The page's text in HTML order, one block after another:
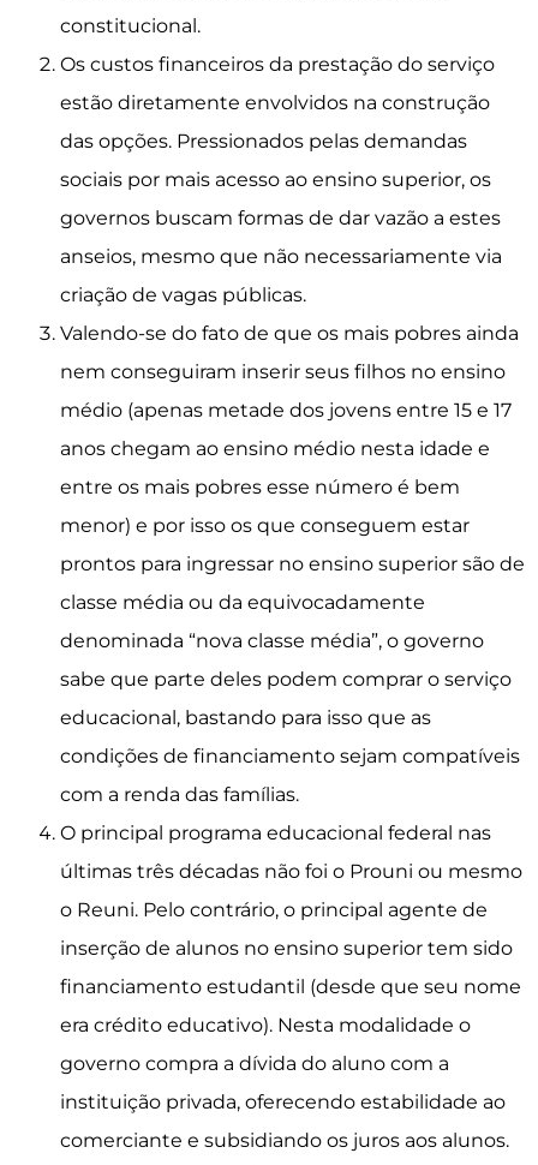
constitucional.
Os custos financeiros da prestação do serviço
estão diretamente envolvidos na construção
das opções. Pressionados pelas demandas
sociais por mais acesso ao ensino superior, os
governos buscam formas de dar vazão a estes
anseios, mesmo que não necessariamente via
criação de vagas públicas.
Valendo-se do fato de que os mais pobres ainda
nem conseguiram inserir seus filhos no ensino
médio (apenas metade dos jovens entre 15 e 17
anos chegam ao ensino médio nesta idade e
entre os mais pobres esse número é bem
menor) e por isso os que conseguem estar
prontos para ingressar no ensino superior são de
classe média ou da equivocadamente
denominada “nova classe média”, o governo
sabe que parte deles podem comprar o serviço
educacional, bastando para isso que as
condições de financiamento sejam compatíveis
com a renda das famílias.
O principal programa educacional federal nas
últimas três décadas não foi o Prouni ou mesmo
o Reuni. Pelo contrário, o principal agente de
inserção de alunos no ensino superior tem sido
financiamento estudantil (desde que seu nome
era crédito educativo). Nesta modalidade o
governo compra a dívida do aluno com a
instituição privada, oferecendo estabilidade ao
comerciante e subsidiando os juros aos alunos.